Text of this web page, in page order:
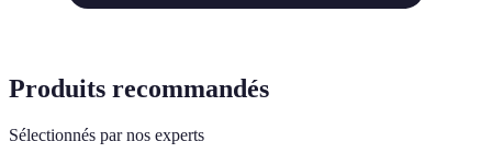
Produits recommandés
Sélectionnés par nos experts